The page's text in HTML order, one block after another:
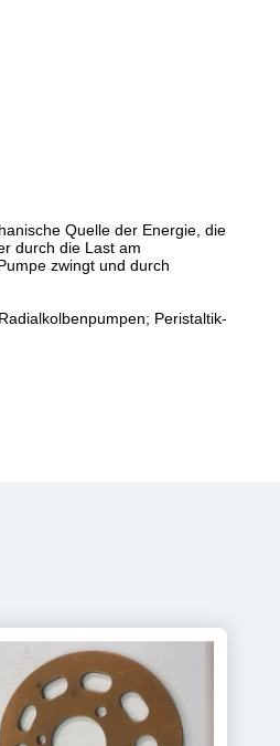
Quelle der Energie, die
durch die Last am
zwingt und durch
Peristaltik-